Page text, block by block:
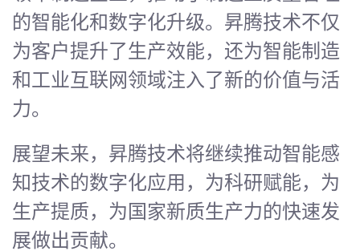
的智能化和数字化升级。昇腾技术不仅
为客户提升了生产效能，还为智能制造
和工业互联网领域注入了新的价值与活
力。
展望未来，昇腾技术将继续推动智能感
知技术的数字化应用，为科研赋能，为
生产提质，为国家新质生产力的快速发
展做出贡献。